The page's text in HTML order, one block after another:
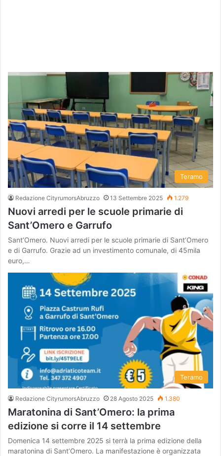
Teramo
Redazione CityrumorsAbruzzo 13 Settembre 2025 1.279
Nuovi arredi per le scuole primarie di
Sant’Omero e Garrufo
Sant’Omero. Nuovi arredi per le scuole primarie di Sant’Omero
e di Garrufo. Grazie ad un investimento comunale, di 45mila
euro,…
Teramo
Redazione CityrumorsAbruzzo 28 Agosto 2025 1.380
Maratonina di Sant’Omero: la prima
edizione si corre il 14 settembre
Domenica 14 settembre 2025 si terrà la prima edizione della
maratonina di Sant’Omero. La manifestazione è organizzata